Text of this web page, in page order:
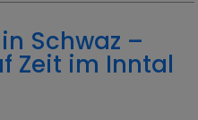
Schwaz –
Zeit im Inntal